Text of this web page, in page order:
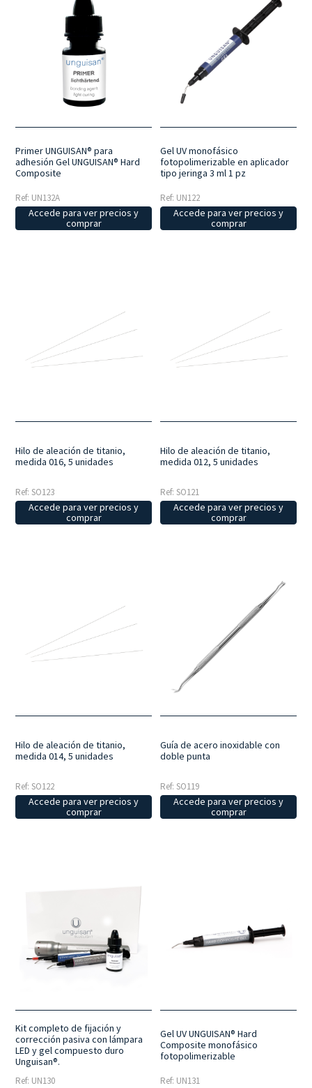
Primer UNGUISAN® para
adhesión Gel UNGUISAN® Hard
Composite
Ref: UN132A
Accede para ver precios y
comprar
Gel UV monofásico
fotopolimerizable en aplicador
tipo jeringa 3 ml 1 pz
Ref: UN122
Accede para ver precios y
comprar
Hilo de aleación de titanio,
medida 016, 5 unidades
Ref: SO123
Accede para ver precios y
comprar
Hilo de aleación de titanio,
medida 012, 5 unidades
Ref: SO121
Accede para ver precios y
comprar
Hilo de aleación de titanio,
medida 014, 5 unidades
Ref: SO122
Accede para ver precios y
comprar
Guía de acero inoxidable con
doble punta
Ref: SO119
Accede para ver precios y
comprar
Kit completo de fijación y
corrección pasiva con lámpara
LED y gel compuesto duro
Unguisan®.
Ref: UN130
Gel UV UNGUISAN® Hard
Composite monofásico
fotopolimerizable
Ref: UN131